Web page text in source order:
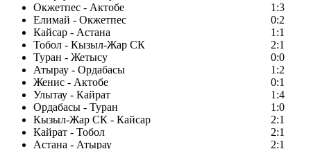
Окжетпес - Актобе
1:3
Елимай - Окжетпес
0:2
Кайсар - Астана
1:1
Тобол - Кызыл-Жар СК
2:1
Туран - Жетысу
0:0
Атырау - Ордабасы
1:2
Женис - Актобе
0:1
Улытау - Кайрат
1:4
Ордабасы - Туран
1:0
Кызыл-Жар СК - Кайсар
2:1
Кайрат - Тобол
2:1
Астана - Атырау
2:1